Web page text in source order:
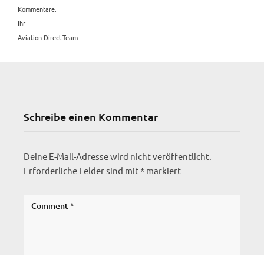
Kommentare.
Ihr
Aviation.Direct-Team
Schreibe einen Kommentar
Deine E-Mail-Adresse wird nicht veröffentlicht.
Erforderliche Felder sind mit* markiert